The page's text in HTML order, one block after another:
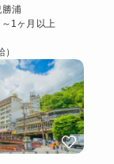
勝浦
1ヶ月以上
）